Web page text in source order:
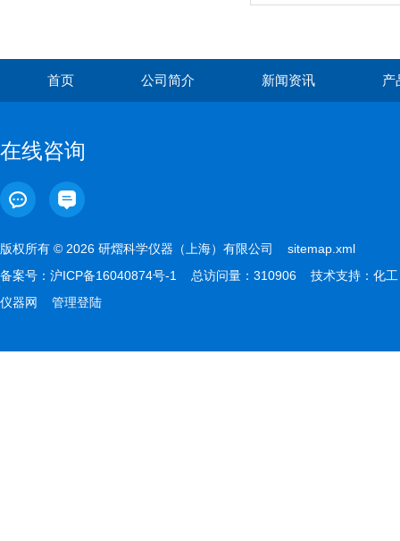
首页 公司简介 新闻资讯 产
在线咨询
版权所有 © 2026 研熠科学仪器（上海）有限公司 sitemap.xml
备案号： 沪ICP备16040874号-1 总访问量：310906 技术支持： 化工
仪器网
管理登陆